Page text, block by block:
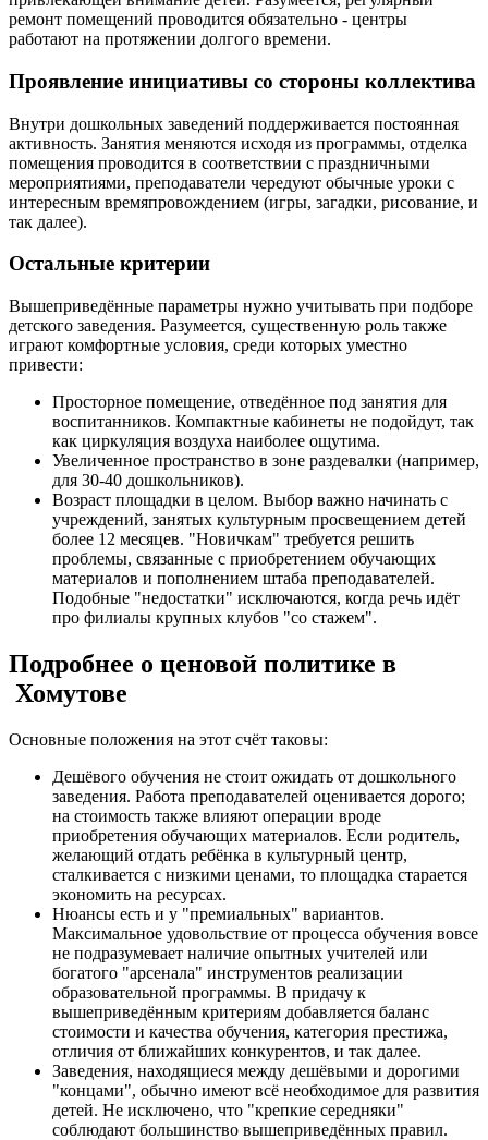
ремонт помещений проводится обязательно - центры
работают на протяжении долгого времени.
Проявление инициативы со стороны коллектива
Внутри дошкольных заведений поддерживается постоянная
активность. Занятия меняются исходя из программы, отделка
помещения проводится в соответствии с праздничными
мероприятиями, преподаватели чередуют обычные уроки с
интересным времяпровождением (игры, загадки, рисование, и
так далее).
Остальные критерии
Вышеприведённые параметры нужно учитывать при подборе
детского заведения. Разумеется, существенную роль также
играют комфортные условия, среди которых уместно
привести:
Просторное помещение, отведённое под занятия для
воспитанников. Компактные кабинеты не подойдут, так
как циркуляция воздуха наиболее ощутима.
Увеличенное пространство в зоне раздевалки (например,
для 30-40 дошкольников).
Возраст площадки в целом. Выбор важно начинать с
учреждений, занятых культурным просвещением детей
более 12 месяцев. "Новичкам" требуется решить
проблемы, связанные с приобретением обучающих
материалов и пополнением штаба преподавателей.
Подобные "недостатки" исключаются, когда речь идёт
про филиалы крупных клубов "со стажем".
Подробнее о ценовой политике в
Хомутове
Основные положения на этот счёт таковы:
Дешёвого обучения не стоит ожидать от дошкольного
заведения. Работа преподавателей оценивается дорого;
на стоимость также влияют операции вроде
приобретения обучающих материалов. Если родитель,
желающий отдать ребёнка в культурный центр,
сталкивается с низкими ценами, то площадка старается
экономить на ресурсах.
Нюансы есть и у "премиальных" вариантов.
Максимальное удовольствие от процесса обучения вовсе
не подразумевает наличие опытных учителей или
богатого "арсенала" инструментов реализации
образовательной программы. В придачу к
вышеприведённым критериям добавляется баланс
стоимости и качества обучения, категория престижа,
отличия от ближайших конкурентов, и так далее.
Заведения, находящиеся между дешёвыми и дорогими
"концами", обычно имеют всё необходимое для развития
детей. Не исключено, что "крепкие середняки"
соблюдают большинство вышеприведённых правил.